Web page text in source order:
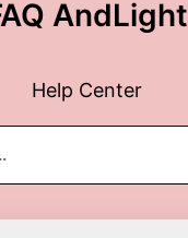
AndLight
Help Center